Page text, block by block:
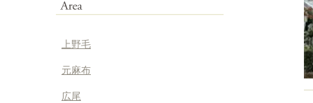
上野毛
元麻布
広尾